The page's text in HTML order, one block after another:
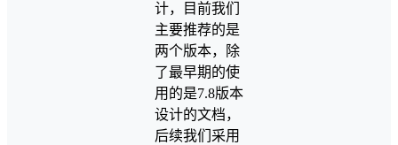
计，目前我们
主要推荐的是
两个版本，除
了最早期的使
用的是7.8版本
设计的文档，
后续我们采用